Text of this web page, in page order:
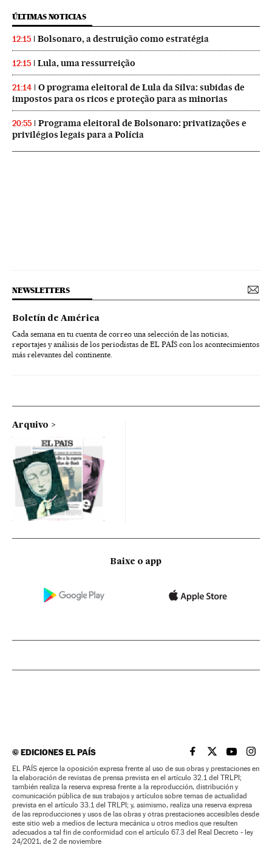
ÚLTIMAS NOTICIAS
12:15 Bolsonaro, a destruição como estratégia
12:15 Lula, uma ressurreição
21:14
O programa eleitoral de Lula da Silva: subidas de
impostos para os ricos e proteção para as minorias
20:55
Programa eleitoral de Bolsonaro: privatizações e
privilégios legais para a Polícia
NEWSLETTERS
Boletín de América
Cada semana en tu cuenta de correo una selección de las noticias,
reportajes y análisis de los periodistas de EL PAÍS con los acontecimientos
más relevantes del continente.
Arquivo
Baixe o app
©EDICIONES EL PAÍS EL PAÍS BRASIL EN
EL PAÍSEL PAÍS
EL
EL PAÍS ejerce la oposición expresa frente al uso de sus obras y prestaciones en
la elaboración de revistas de prensa prevista en el artículo 32.1 del TRLPI;
también realiza la reserva expresa frente a la reproducción, distribución y
comunicación pública de sus trabajos y artículos sobre temas de actualidad
prevista en el artículo 33.1 del TRLPI; y, asimismo, realiza una reserva expresa
de las reproducciones y usos de las obras y otras prestaciones accesibles desde
este sitio web a medios de lectura mecánica u otros medios que resulten
adecuados a tal fin de conformidad con el artículo 67.3 del Real Decreto - ley
24/2021, de 2 de noviembre